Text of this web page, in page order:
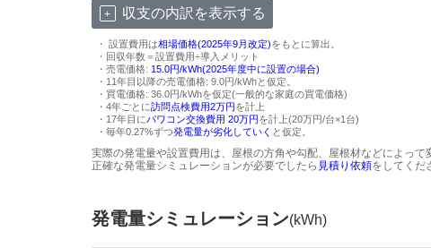
収支の内訳を表示する
・ 設置費用は相場価格(2025年9月改定)をもとに算出。
・回収年数＝設置費用÷導入メリット
・売電価格: 15.0円/kWh(2025年度中に設置の場合)
・11年目以降の売電価格: 9.0円/kWhと仮定。
・買電価格: 36.0円/kWhを仮定(一般的な家庭の買電価格)
・4年ごとに訪問点検費用2万円を計上
・17年目にパワコン交換費用 20万円を計上(20万円/台×1台)
・毎年0.27%ずつ発電量が劣化していく と仮定。
実際の発電量や設置費用は、屋根の方角や勾配、屋根材などによって
正確な発電量シミュレーションが必要でしたら 見積り依頼をしてくだ
発電量シミュレーション(kWh)